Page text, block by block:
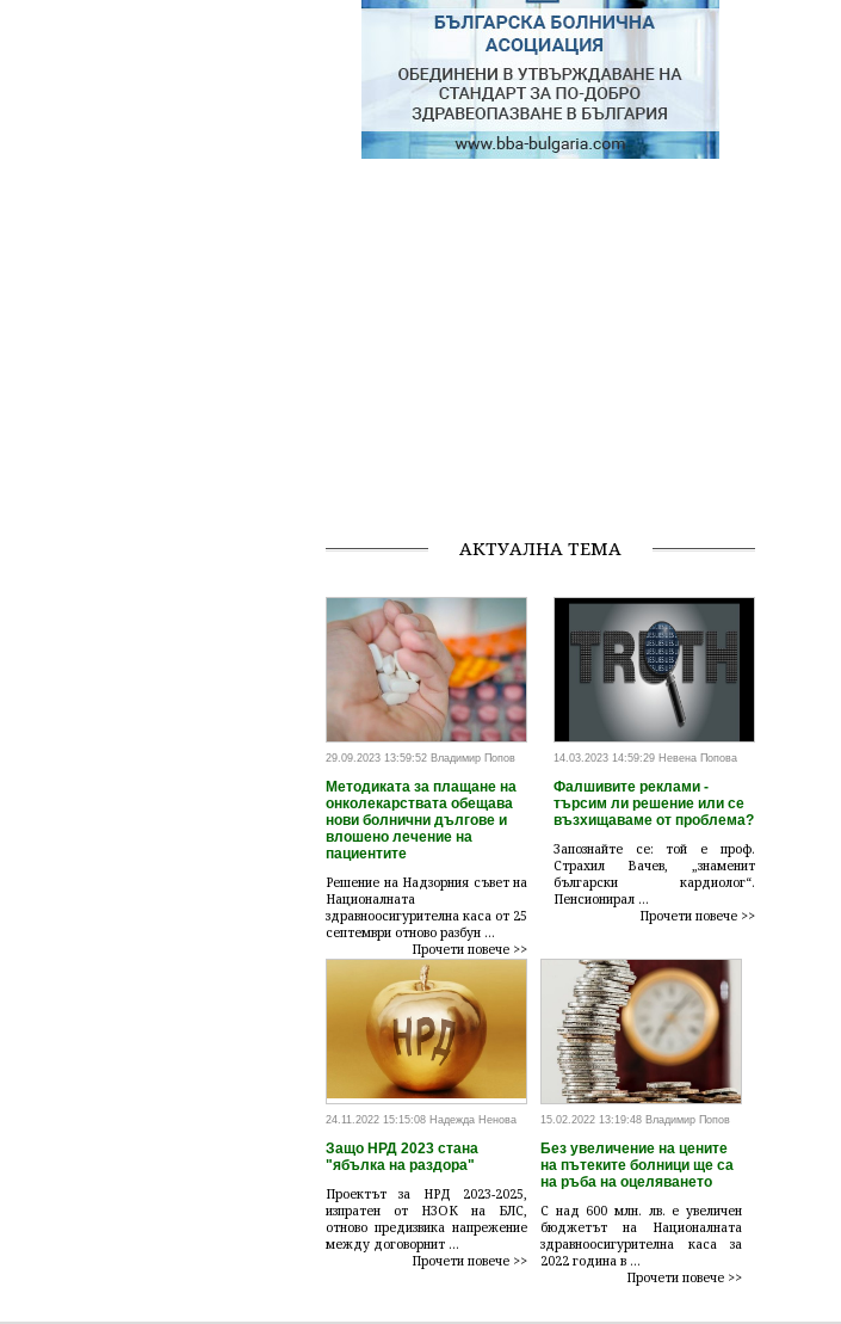
АКТУАЛНА ТЕМА
29.09.2023 13:59:52 Владимир Попов
Методиката за плащане на
онколекарствата обещава
нови болнични дългове и
влошено лечение на
пациентите
Решение на Надзорния съвет на
Националната
здравноосигурителна каса от 25
септември отново разбун ...
Прочети повече >>
14.03.2023 14:59:29 Невена Попова
Фалшивите реклами -
търсим ли решение или се
възхищаваме от проблема?
Запознайте се: той е проф.
Страхил Вачев, „знаменит
български кардиолог“.
Пенсионирал ...
Прочети повече >>
24.11.2022 15:15:08 Надежда Ненова
Защо НРД 2023 стана
"ябълка на раздора"
Проектът за НРД 2023-2025,
изпратен от НЗОК на БЛС,
отново предизвика напрежение
между договорнит ...
Прочети повече >>
15.02.2022 13:19:48 Владимир Попов
Без увеличение на цените
на пътеките болници ще са
на ръба на оцеляването
С над 600 млн. лв. е увеличен
бюджетът на Националната
здравноосигурителна каса за
2022 година в ...
Прочети повече >>